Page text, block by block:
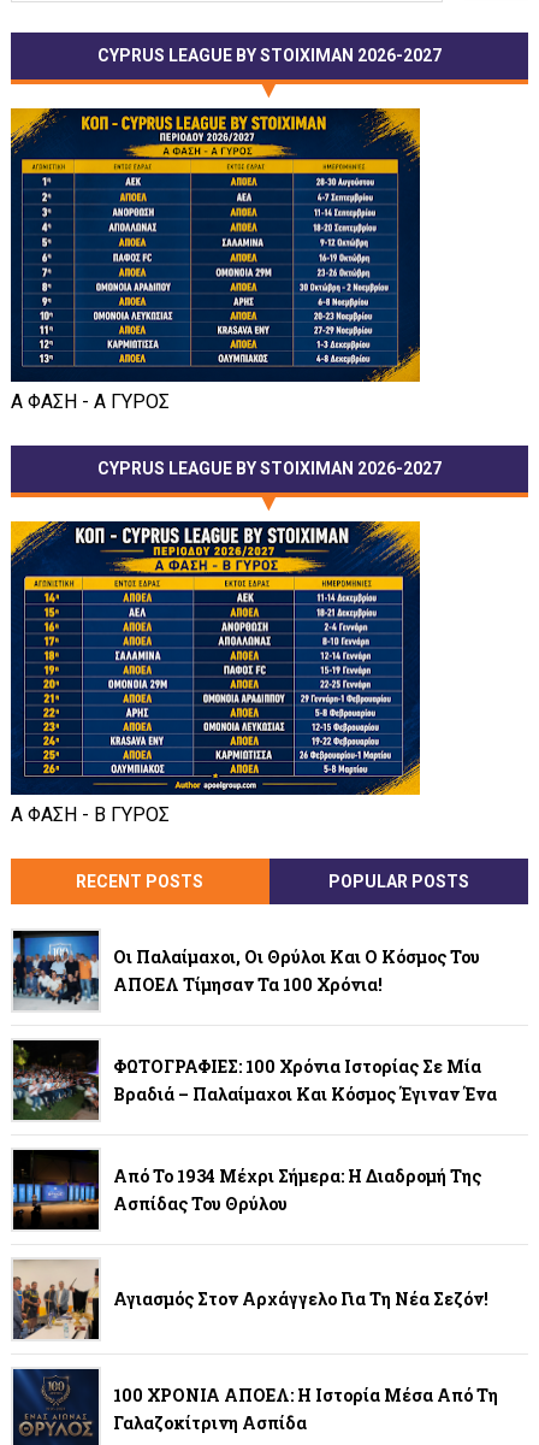
CYPRUS LEAGUE BY STOIXIMAN 2026-2027
Α ΦΑΣΗ - Α ΓΥΡΟΣ
CYPRUS LEAGUE BY STOIXIMAN 2026-2027
Α ΦΑΣΗ - Β ΓΥΡΟΣ
RECENT POSTS POPULAR POSTS
Οι Παλαίμαχοι, Οι Θρύλοι Και Ο Κόσμος Του
ΑΠΟΕΛ Τίμησαν Τα 100 Χρόνια!
ΦΩΤΟΓΡΑΦΙΕΣ: 100 Χρόνια Ιστορίας Σε Μία
Βραδιά – Παλαίμαχοι Και Κόσμος Έγιναν Ένα
Από Το 1934 Μέχρι Σήμερα: Η Διαδρομή Της
Ασπίδας Του Θρύλου
Αγιασμός Στον Αρχάγγελο Για Τη Νέα Σεζόν!
100 ΧΡΟΝΙΑ ΑΠΟΕΛ: Η Ιστορία Μέσα Από Τη
Γαλαζοκίτρινη Ασπίδα